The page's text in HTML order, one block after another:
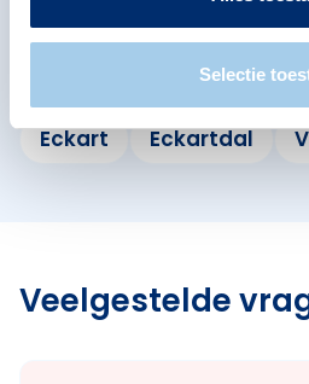
Selectie
Eindhoven
Bekijk ook de andere
Eckart Eckartdal
Veelgestelde